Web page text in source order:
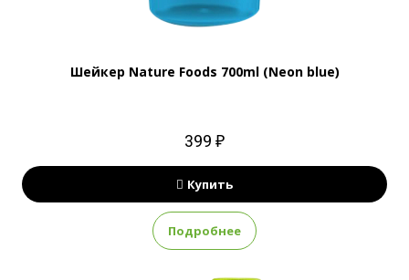
Шейкер Nature Foods 700ml (Neon blue)
399 ₽
Купить
Подробнее